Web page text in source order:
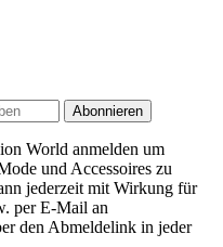
Abonnieren
World anmelden um
und Accessoires zu
jederzeit mit Wirkung für
per E-Mail an
den Abmeldelink in jeder